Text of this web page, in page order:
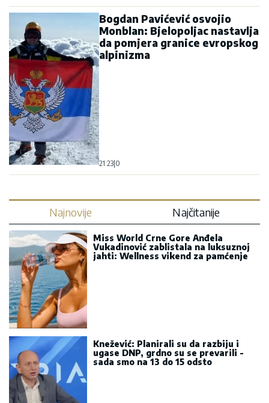
Bogdan Pavićević osvojio
Monblan: Bjelopoljac nastavlja
da pomjera granice evropskog
alpinizma
21:23|0
Najnovije Najčitanije
Miss World Crne Gore Anđela
Vukadinović zablistala na luksuznoj
jahti: Wellness vikend za pamćenje
Knežević: Planirali su da razbiju i
ugase DNP, grdno su se prevarili -
sada smo na 13 do 15 odsto